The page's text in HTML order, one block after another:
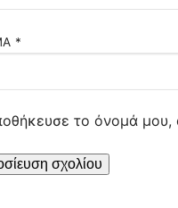
*
το όνομά μου,